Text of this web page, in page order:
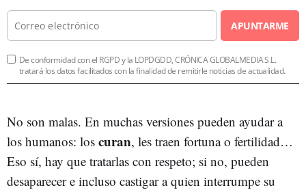
APUNTARME
De conformidad con el RGPD y la LOPDGDD, CRÓNICA GLOBALMEDIA S.L.
tratará los datos facilitados con la finalidad de remitirle noticias de actualidad.
No son malas. En muchas versiones pueden ayudar a
los humanos: los curan, les traen fortuna o fertilidad…
Eso sí, hay que tratarlas con respeto; si no, pueden
desaparecer e incluso castigar a quien interrumpe su